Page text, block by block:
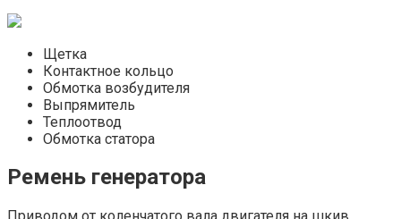
Щетка
Контактное кольцо
Обмотка возбудителя
Выпрямитель
Теплоотвод
Обмотка статора
Ремень генератора